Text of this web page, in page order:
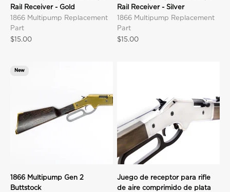
Rail Receiver - Gold
1866 Multipump Replacement
Part
Precio de oferta
$15.00
Rail Receiver - Silver
1866 Multipump Replacement
Part
Precio de oferta
$15.00
New
1866 Multipump Gen 2
Buttstock
Juego de receptor para rifle
de aire comprimido de plata